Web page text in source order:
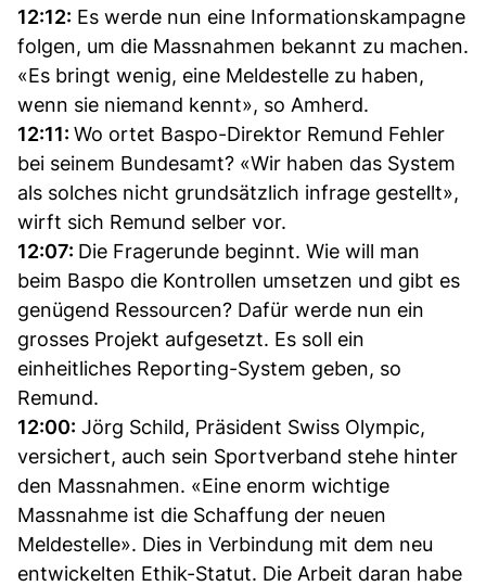
12:12: Es werde nun eine Informationskampagne
folgen, um die Massnahmen bekannt zu machen.
«Es bringt wenig, eine Meldestelle zu haben,
wenn sie niemand kennt», so Amherd.
12:11: Wo ortet Baspo-Direktor Remund Fehler
bei seinem Bundesamt? «Wir haben das System
als solches nicht grundsätzlich infrage gestellt»,
wirft sich Remund selber vor.
12:07: Die Fragerunde beginnt. Wie will man
beim Baspo die Kontrollen umsetzen und gibt es
genügend Ressourcen? Dafür werde nun ein
grosses Projekt aufgesetzt. Es soll ein
einheitliches Reporting-System geben, so
Remund.
12:00: Jörg Schild, Präsident Swiss Olympic,
versichert, auch sein Sportverband stehe hinter
den Massnahmen. «Eine enorm wichtige
Massnahme ist die Schaffung der neuen
Meldestelle». Dies in Verbindung mit dem neu
entwickelten Ethik-Statut. Die Arbeit daran habe